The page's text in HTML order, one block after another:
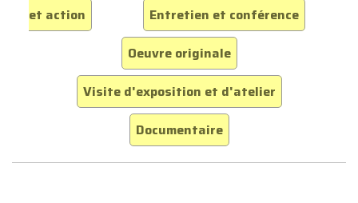
et action
Entretien et conférence
Oeuvre originale
Visite d'exposition et d'atelier
Documentaire